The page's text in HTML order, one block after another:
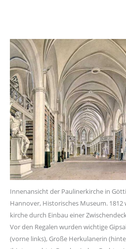
Innenansicht der Paulinerkirche in
Hannover, Historisches Museum.
kirche durch Einbau einer
Vor den Regalen wurden wichtige
(vorne links), Große Herkulanerin